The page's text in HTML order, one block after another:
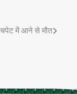
चपेट में आने से मौत